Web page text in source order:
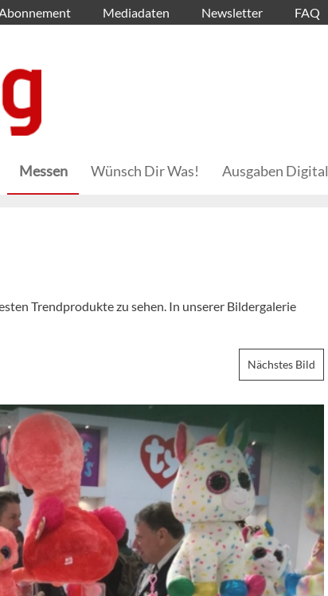
Mediadaten Newsletter FAQ
Messen Wünsch Dir Was! Ausgaben Digital
Trendprodukte zu sehen. In unserer Bildergalerie
Nächstes Bild